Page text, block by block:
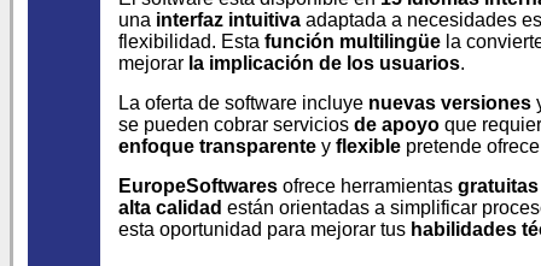
una interfaz intuitiva adaptada a necesidades
flexibilidad. Esta función multilingüe la
mejorar la implicación de los usuarios.
La oferta de software incluye nuevas versiones
se pueden cobrar servicios de apoyo que
enfoque transparente y flexible pretende
EuropeSoftwares ofrece herramientas gratuitas
alta calidad están orientadas a simplificar
esta oportunidad para mejorar tus habilidades